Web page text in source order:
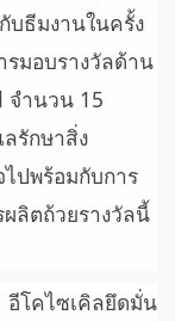
บธีมงานในครั้ง
มอบรางวัลด้าน
จำนวน 15
รักษาสิ่ง
ปพร้อมกับการ
ลิตถ้วยรางวัลนี้
โคไซเคิลยึดมั่น